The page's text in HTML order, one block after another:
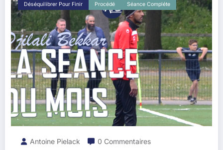
Déséquilibrer Pour Finir Procédé Séance Compléte
Antoine Pielack 0 Commentaires